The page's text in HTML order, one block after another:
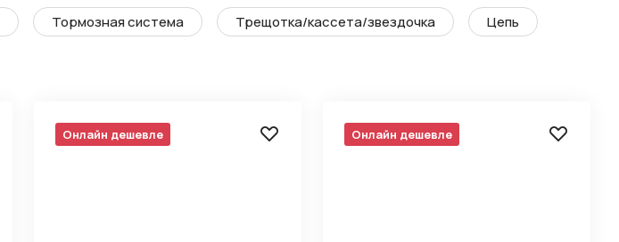
Тормозная система Трещотка/кассета/звездочка Цепь
Онлайн дешевле Онлайн дешевле